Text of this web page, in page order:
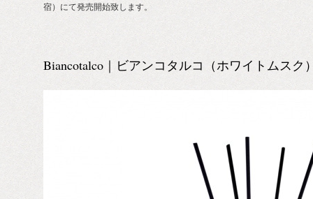
宿）にて発売開始致します。
Biancotalco｜ビアンコタルコ（ホワイトムスク